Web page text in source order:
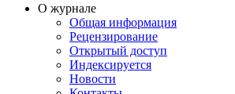
О журнале
Общая информация
Рецензирование
Открытый доступ
Индексируется
Новости